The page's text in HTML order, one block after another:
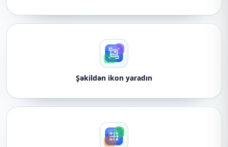
Şəkildən ikon yaradın